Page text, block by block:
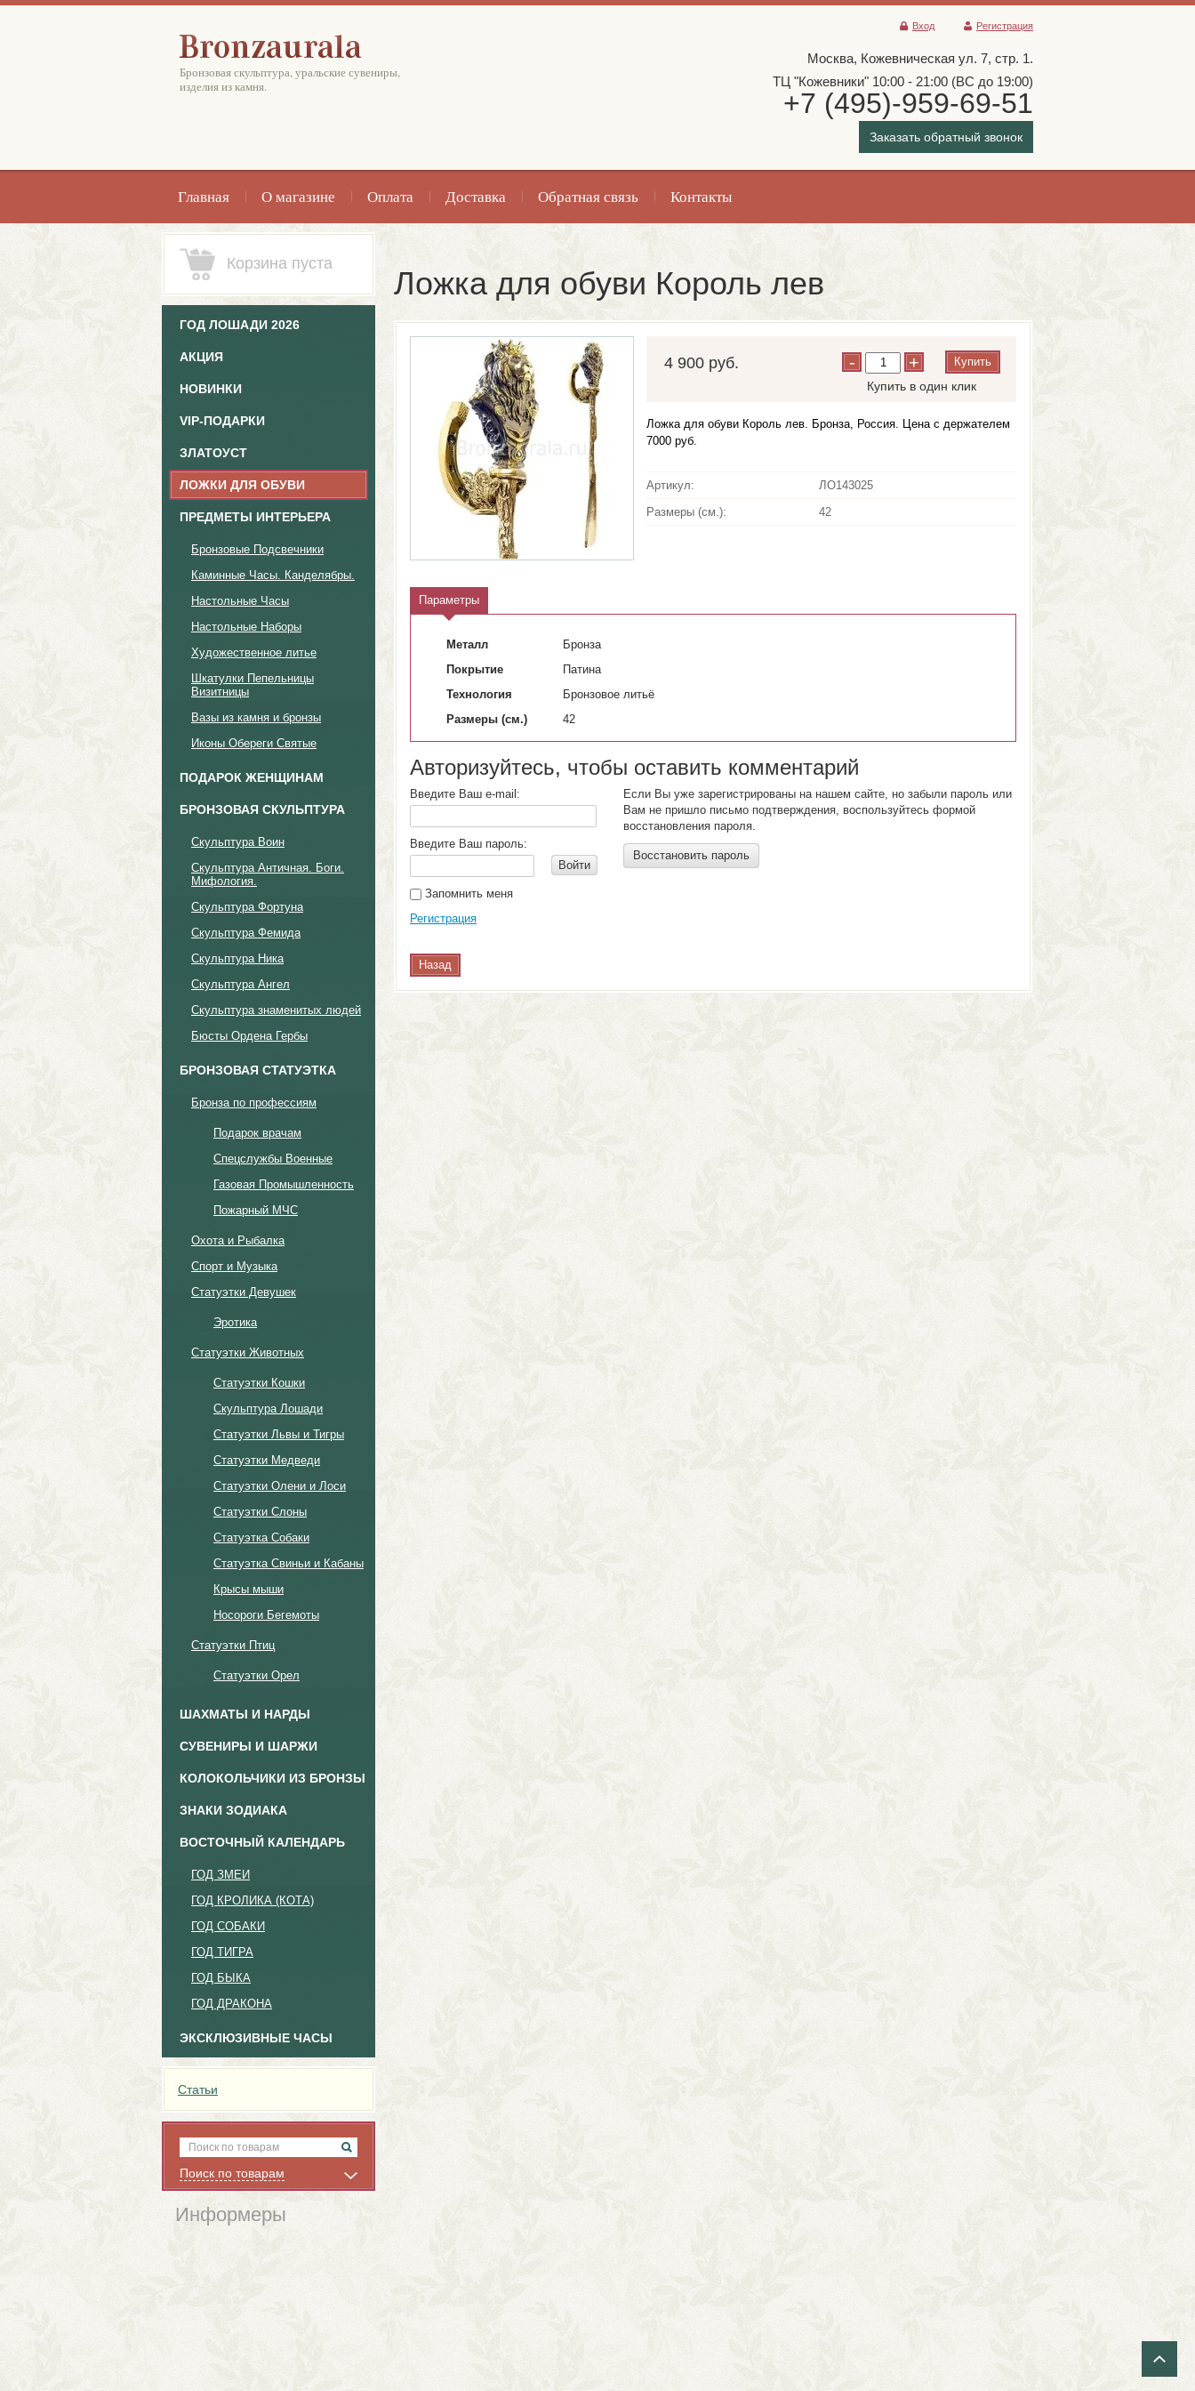
Бронзовая скульптура, уральские сувениры,
изделия из камня.
Вход Регистрация
Москва, Кожевническая ул. 7, стр. 1.
ТЦ "Кожевники" 10:00 - 21:00 (ВС до 19:00)
+7 (495)-959-69-51
Заказать обратный звонок
Главная О магазине Оплата Доставка Обратная связь Контакты
Корзина пуста
ГОД ЛОШАДИ 2026
АКЦИЯ
НОВИНКИ
VIP-ПОДАРКИ
ЗЛАТОУСТ
ЛОЖКИ ДЛЯ ОБУВИ
ПРЕДМЕТЫ ИНТЕРЬЕРА
Бронзовые Подсвечники
Каминные Часы. Канделябры.
Настольные Часы
Настольные Наборы
Художественное литье
Шкатулки Пепельницы
Визитницы
Вазы из камня и бронзы
Иконы Обереги Святые
ПОДАРОК ЖЕНЩИНАМ
БРОНЗОВАЯ СКУЛЬПТУРА
Скульптура Воин
Cкульптура Античная. Боги.
Мифология.
Скульптура Фортуна
Скульптура Фемида
Скульптура Ника
Скульптура Ангел
Скульптура знаменитых людей
Бюсты Ордена Гербы
БРОНЗОВАЯ СТАТУЭТКА
Бронза по профессиям
Подарок врачам
Спецслужбы Военные
Газовая Промышленность
Пожарный МЧС
Охота и Рыбалка
Спорт и Музыка
Статуэтки Девушек
Эротика
Статуэтки Животных
Статуэтки Кошки
Скульптура Лошади
Статуэтки Львы и Тигры
Статуэтки Медведи
Статуэтки Олени и Лоси
Статуэтки Слоны
Статуэтка Собаки
Статуэтка Свиньи и Кабаны
Крысы мыши
Носороги Бегемоты
Статуэтки Птиц
Статуэтки Орел
ШАХМАТЫ И НАРДЫ
СУВЕНИРЫ И ШАРЖИ
КОЛОКОЛЬЧИКИ ИЗ БРОНЗЫ
ЗНАКИ ЗОДИАКА
ВОСТОЧНЫЙ КАЛЕНДАРЬ
ГОД ЗМЕИ
ГОД КРОЛИКА (КОТА)
ГОД СОБАКИ
ГОД ТИГРА
ГОД БЫКА
ГОД ДРАКОНА
ЭКСКЛЮЗИВНЫЕ ЧАСЫ
Статьи
Поиск по товарам
Информеры
Ложка для обуви Король лев
- + Купить
Купить в один клик
4 900 руб.
Ложка для обуви Король лев. Бронза, Россия. Цена с держателем
7000 руб.
Артикул:
ЛО143025
Размеры (см.):
42
Параметры
Металл
Бронза
Покрытие
Патина
Технология
Бронзовое литьё
Размеры (см.)
42
Авторизуйтесь, чтобы оставить комментарий
Введите Ваш e-mail:
Введите Ваш пароль:
Войти
Запомнить меня
Регистрация
Если Вы уже зарегистрированы на нашем сайте, но забыли пароль или
Вам не пришло письмо подтверждения, воспользуйтесь формой
восстановления пароля.
Восстановить пароль
Назад